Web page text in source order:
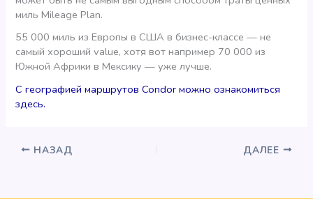
миль Mileage Plan.
55 000 миль из Европы в США в бизнес-классе — не
самый хороший value, хотя вот например 70 000 из
Южной Африки в Мексику — уже лучше.
С географией маршрутов Condor можно ознакомиться
здесь.
НАЗАД ДАЛЕЕ